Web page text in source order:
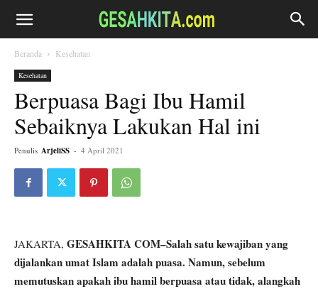
Beranda Kesehatan
Kesehatan
Berpuasa Bagi Ibu Hamil
Sebaiknya Lakukan Hal ini
Penulis ArjeliSS - 4 April 2021
JAKARTA, GESAHKITA COM–Salah satu kewajiban yang
dijalankan umat Islam adalah puasa. Namun, sebelum
memutuskan apakah ibu hamil berpuasa atau tidak, alangkah